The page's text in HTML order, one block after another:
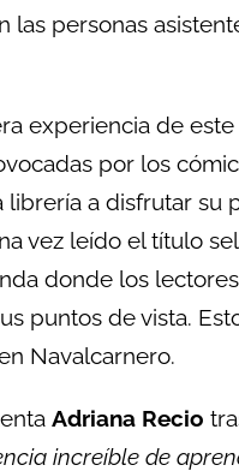
las personas
experiencia de
por los
librería a disfrutar su
vez leído el título
donde los
puntos de vista.
Navalcarnero.
Adriana Recio
increíble de